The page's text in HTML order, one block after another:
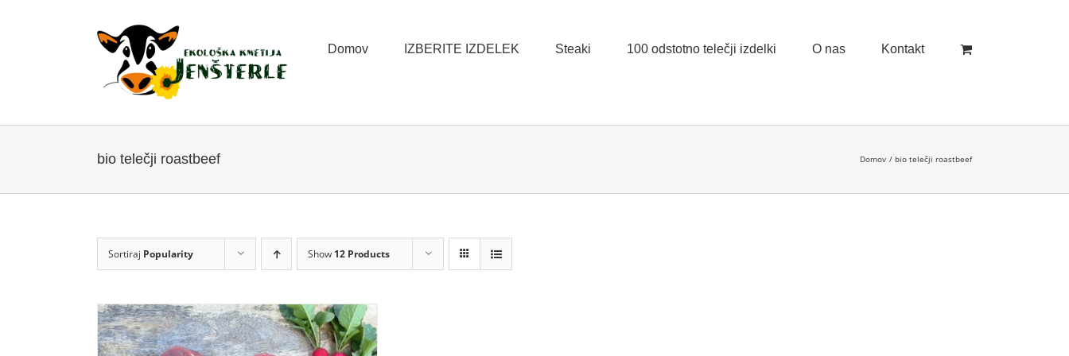
Domov IZBERITE IZDELEK Steaki 100 odstotno telečji izdelki O nas Kontakt
bio telečji roastbeef Domov bio telečji roastbeef
Sortiraj Popularity Show 12 Products